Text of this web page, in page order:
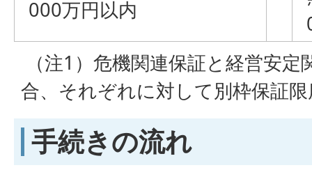
000万円以内
（注1）危機関連保証と経営安
合、それぞれに対して別枠保証
手続きの流れ